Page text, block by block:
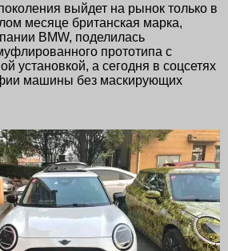
выйдет на рынок только в
месяце британская марка,
BMW, поделилась
прототипа с
установкой, а сегодня в соцсетях
машины без маскирующих